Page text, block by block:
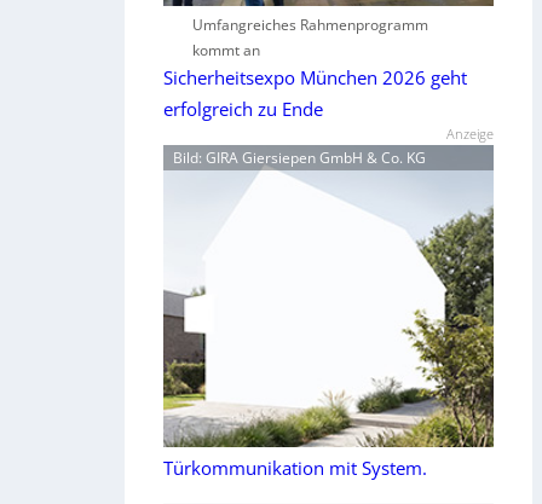
Umfangreiches Rahmenprogramm
kommt an
Sicherheitsexpo München 2026 geht
erfolgreich zu Ende
Anzeige
Bild: GIRA Giersiepen GmbH & Co. KG
Türkommunikation mit System.